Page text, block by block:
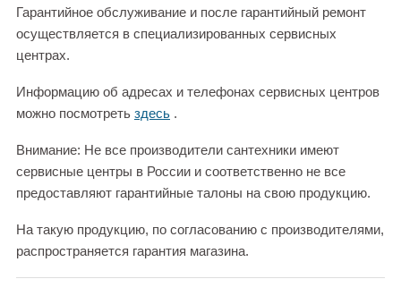
Гарантийное обслуживание и после гарантийный ремонт
осуществляется в специализированных сервисных
центрах.
Информацию об адресах и телефонах сервисных центров
можно посмотреть здесь .
Внимание: Не все производители сантехники имеют
сервисные центры в России и соответственно не все
предоставляют гарантийные талоны на свою продукцию.
На такую продукцию, по согласованию с производителями,
распространяется гарантия магазина.